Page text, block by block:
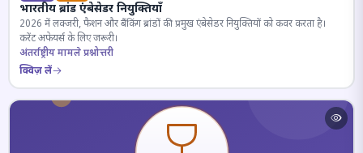
भारतीय ब्रांड एंबेसेडर नियुक्तियाँ
2026 में लक्जरी, फैशन और बैंकिंग ब्रांडों की प्रमुख एंबेसेडर नियुक्तियों को कवर करता है।
करेंट अफेयर्स के लिए जरूरी।
अंतर्राष्ट्रीय मामले प्रश्नोत्तरी
क्विज़ लें